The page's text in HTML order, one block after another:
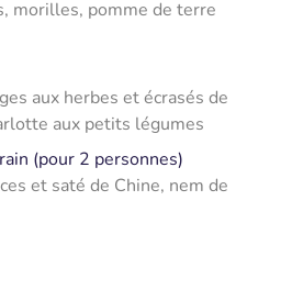
morilles, pomme de terre
aux herbes et écrasés de
aux petits légumes
(pour 2 personnes)
et saté de Chine, nem de